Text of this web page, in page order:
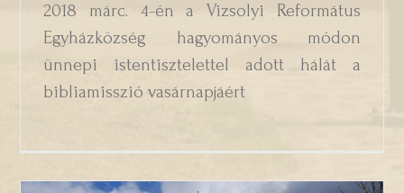
2018 márc. 4-én a Vizsolyi Református
Egyházközség hagyományos módon
ünnepi istentisztelettel adott hálát a
bibliamisszió vasárnapjáért